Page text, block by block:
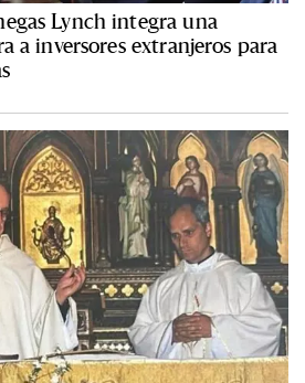
Lynch integra una
a inversores extranjeros para